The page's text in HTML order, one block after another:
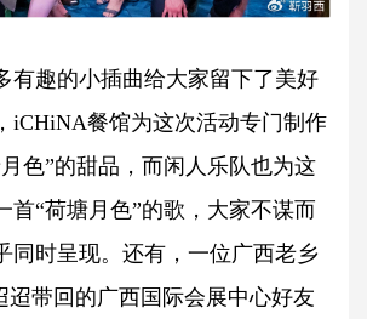
有趣的小插曲给大家留下了美好
iCHiNA餐馆为这次活动专门制作
色”的甜品，而闲人乐队也为这
首“荷塘月色”的歌，大家不谋而
同时呈现。还有，一位广西老乡
迢带回的广西国际会展中心好友